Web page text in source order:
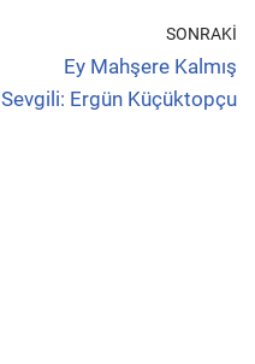
SONRAKI
Ey Mahşere Kalmış
Sevgili: Ergün Küçüktopçu